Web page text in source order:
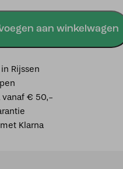
aan winkelwagen
Rijssen
vanaf € 50,-
Klarna